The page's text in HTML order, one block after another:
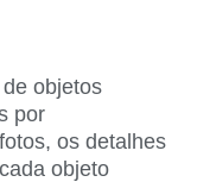
objetos
por
os detalhes
objeto